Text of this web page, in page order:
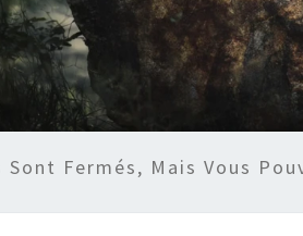
Fermés, Mais Vous